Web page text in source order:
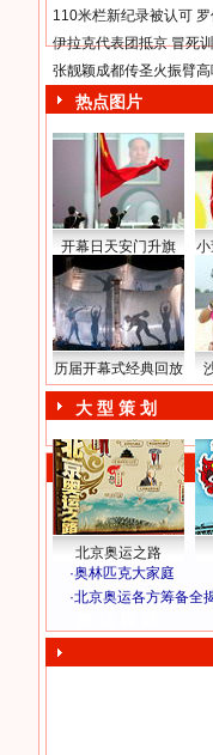
110米栏新纪录被认可
伊拉克代表团抵京 冒死
张靓颖成都传圣火振臂
热点图片
开幕日天安门升旗
历届开幕式经典回放
大 型 策 划
北京奥运之路
·奥林匹克大家庭
·北京奥运各方筹备全